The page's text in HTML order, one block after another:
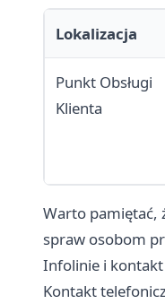
Lokalizacja
Punkt Obsługi
Klienta
Warto pamiętać,
spraw osobom
Infolinie i
Kontakt